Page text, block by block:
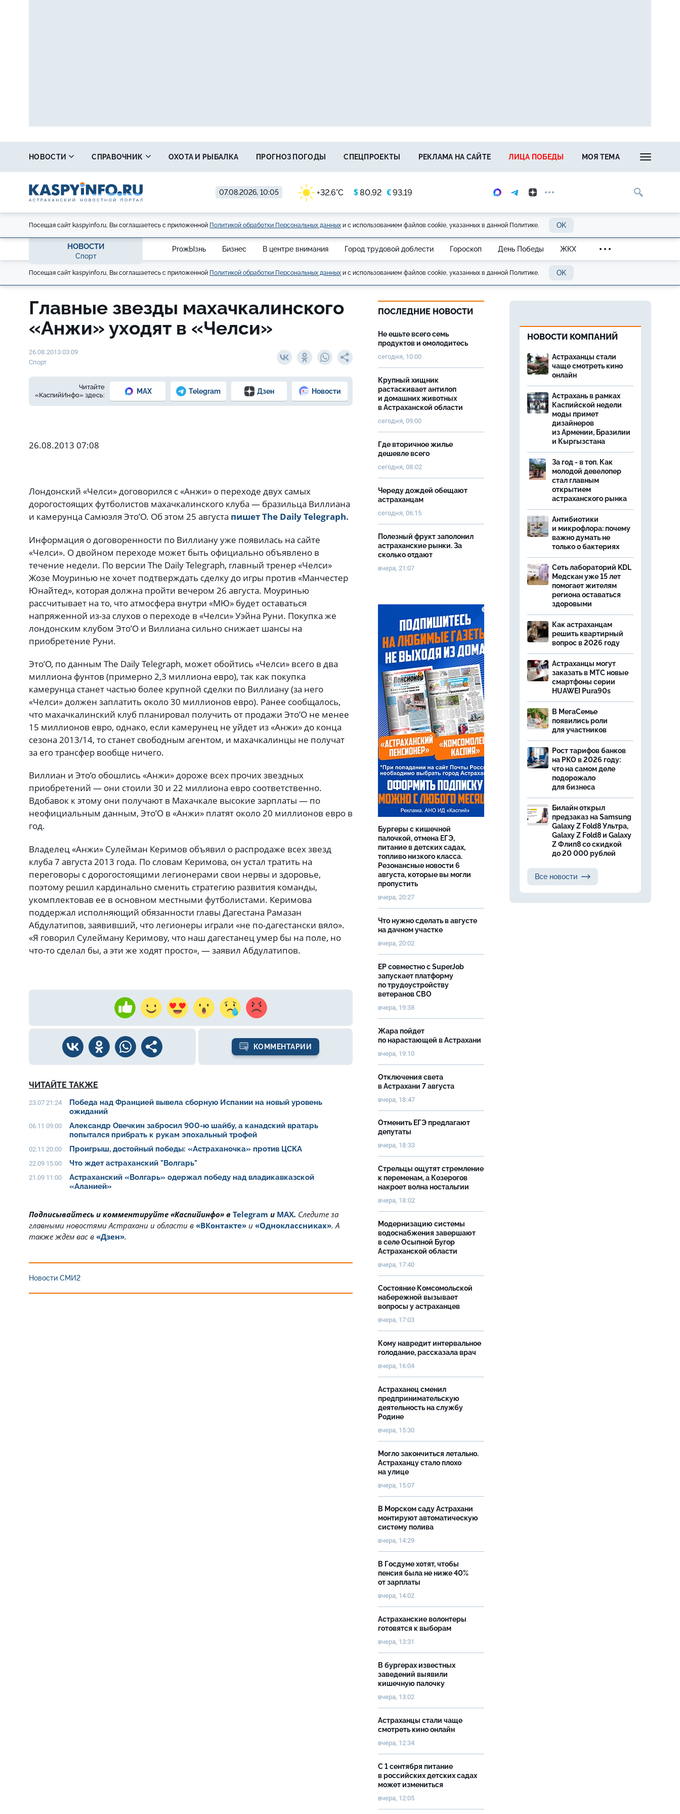
07.08.2026, 10:05 +32.6°C $80,92 €93,19
НОВОСТИ СПРАВОЧНИК ОХОТА И РЫБАЛКА ПРОГНОЗ ПОГОДЫ СПЕЦПРОЕКТЫ РЕКЛАМА НА САЙТЕ ЛИЦА ПОБЕДЫ МОЯ ТЕМА
Посещая сайт kaspyinfo.ru, Вы соглашаетесь с приложенной Политикой обработки Персональных данных и с использованием файлов cookie, указанных в данной Политике. OK
НОВОСТИ
Спорт
ProжЫзнь Бизнес В центре внимания Город трудовой доблести Гороскоп День Победы ЖКХ
Посещая сайт kaspyinfo.ru, Вы соглашаетесь с приложенной Политикой обработки Персональных данных и с использованием файлов cookie, указанных в данной Политике. OK
Главные звезды махачкалинского
«Анжи» уходят в «Челси»
26.08.2013 03:09
Спорт
Читайте
«КаспийИнфо» здесь:
MAX Telegram Дзен Новости
26.08.2013 07:08
Лондонский «Челси» договорился с «Анжи» о переходе двух самых
дорогостоящих футболистов махачкалинского клуба — бразильца Виллиана
и камерунца Самюэля Это’О. Об этом 25 августа пишет The Daily Telegraph.
Информация о договоренности по Виллиану уже появилась на сайте
«Челси». О двойном переходе может быть официально объявлено в
течение недели. По версии The Daily Telegraph, главный тренер «Челси»
Жозе Моуринью не хочет подтверждать сделку до игры против «Манчестер
Юнайтед», которая должна пройти вечером 26 августа. Моуринью
рассчитывает на то, что атмосфера внутри «МЮ» будет оставаться
напряженной из-за слухов о переходе в «Челси» Уэйна Руни. Покупка же
лондонским клубом Это’О и Виллиана сильно снижает шансы на
приобретение Руни.
Это’О, по данным The Daily Telegraph, может обойтись «Челси» всего в два
миллиона фунтов (примерно 2,3 миллиона евро), так как покупка
камерунца станет частью более крупной сделки по Виллиану (за него
«Челси» должен заплатить около 30 миллионов евро). Ранее сообщалось,
что махачкалинский клуб планировал получить от продажи Это’О не менее
15 миллионов евро, однако, если камерунец не уйдет из «Анжи» до конца
сезона 2013/14, то станет свободным агентом, и махачкалинцы не получат
за его трансфер вообще ничего.
Виллиан и Это’о обошлись «Анжи» дороже всех прочих звездных
приобретений — они стоили 30 и 22 миллиона евро соответственно.
Вдобавок к этому они получают в Махачкале высокие зарплаты — по
неофициальным данным, Это’О в «Анжи» платят около 20 миллионов евро в
год.
Владелец «Анжи» Сулейман Керимов объявил о распродаже всех звезд
клуба 7 августа 2013 года. По словам Керимова, он устал тратить на
переговоры с дорогостоящими легионерами свои нервы и здоровье,
поэтому решил кардинально сменить стратегию развития команды,
укомплектовав ее в основном местными футболистами. Керимова
поддержал исполняющий обязанности главы Дагестана Рамазан
Абдулатипов, заявивший, что легионеры играли «не по-дагестански вяло».
«Я говорил Сулейману Керимову, что наш дагестанец умер бы на поле, но
что-то сделал бы, а эти же ходят просто», — заявил Абдулатипов.
КОММЕНТАРИИ
ЧИТАЙТЕ ТАКЖЕ
23.07 21:24
Победа над Францией вывела сборную Испании на новый уровень
ожиданий
06.11 09:00
Александр Овечкин забросил 900-ю шайбу, а канадский вратарь
попытался прибрать к рукам эпохальный трофей
02.11 20:00 Проигрыш, достойный победы: «Астраханочка» против ЦСКА
22.09 15:00 Что ждет астраханский "Волгарь"
21.09 11:00
Астраханский «Волгарь» одержал победу над владикавказской
«Аланией»
Подписывайтесь и комментируйте «Каспийинфо» в Telegram и MAX. Cледите за
главными новостями Астрахани и области в «ВКонтакте» и «Одноклассниках». А
также ждём вас в «Дзен».
Новости СМИ2
ПОСЛЕДНИЕ НОВОСТИ
Не ешьте всего семь
продуктов и омолодитесь
сегодня, 10:00
Крупный хищник
растаскивает антилоп
и домашних животных
в Астраханской области
сегодня, 09:00
Где вторичное жилье
дешевле всего
сегодня, 08:02
Череду дождей обещают
астраханцам
сегодня, 06:15
Полезный фрукт заполонил
астраханские рынки. За
сколько отдают
вчера, 21:07
Бургеры с кишечной
палочкой, отмена ЕГЭ,
питание в детских садах,
топливо низкого класса.
Резонансные новости 6
августа, которые вы могли
пропустить
вчера, 20:27
Что нужно сделать в августе
на дачном участке
вчера, 20:02
ЕР совместно с SuperJob
запускает платформу
по трудоустройству
ветеранов СВО
вчера, 19:38
Жара пойдет
по нарастающей в Астрахани
вчера, 19:10
Отключения света
в Астрахани 7 августа
вчера, 18:47
Отменить ЕГЭ предлагают
депутаты
вчера, 18:33
Стрельцы ощутят стремление
к переменам, а Козерогов
накроет волна ностальгии
вчера, 18:02
Модернизацию системы
водоснабжения завершают
в селе Осыпной Бугор
Астраханской области
вчера, 17:40
Состояние Комсомольской
набережной вызывает
вопросы у астраханцев
вчера, 17:03
Кому навредит интервальное
голодание, рассказала врач
вчера, 16:04
Астраханец сменил
предпринимательскую
деятельность на службу
Родине
вчера, 15:30
Могло закончиться летально.
Астраханцу стало плохо
на улице
вчера, 15:07
В Морском саду Астрахани
монтируют автоматическую
систему полива
вчера, 14:29
В Госдуме хотят, чтобы
пенсия была не ниже 40%
от зарплаты
вчера, 14:02
Астраханские волонтеры
готовятся к выборам
вчера, 13:31
В бургерах известных
заведений выявили
кишечную палочку
вчера, 13:02
Астраханцы стали чаще
смотреть кино онлайн
вчера, 12:34
С 1 сентября питание
в российских детских садах
может измениться
вчера, 12:05
НОВОСТИ КОМПАНИЙ
Астраханцы стали
чаще смотреть кино
онлайн
Астрахань в рамках
Каспийской недели
моды примет
дизайнеров
из Армении, Бразилии
и Кыргызстана
За год - в топ. Как
молодой девелопер
стал главным
открытием
астраханского рынка
Антибиотики
и микрофлора: почему
важно думать не
только о бактериях
Сеть лабораторий KDL
Медскан уже 15 лет
помогает жителям
региона оставаться
здоровыми
Как астраханцам
решить квартирный
вопрос в 2026 году
Астраханцы могут
заказать в МТС новые
смартфоны серии
HUAWEI Pura90s
В МегаСемье
появились роли
для участников
Рост тарифов банков
на РКО в 2026 году:
что на самом деле
подорожало
для бизнеса
Билайн открыл
предзаказ на Samsung
Galaxy Z Fold8 Ультра,
Galaxy Z Fold8 и Galaxy
Z Флип8 со скидкой
до 20 000 рублей
Все новости